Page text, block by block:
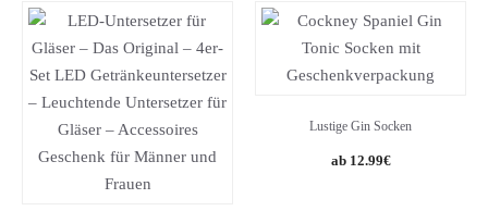
Lustige Gin Socken
Original
12.99€Current